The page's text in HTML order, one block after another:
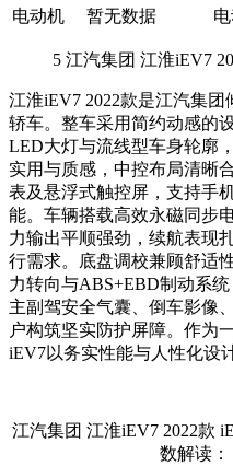
电动机
暂无数据
5 江汽集团 江淮iEV7
江淮iEV7 2022款是江汽集
轿车。整车采用简约动感的
LED大灯与流线型车身轮廓
实用与质感，中控布局清晰
表及悬浮式触控屏，支持手
能。车辆搭载高效永磁同步
力输出平顺强劲，续航表现
行需求。底盘调校兼顾舒适
力转向与ABS+EBD制动系
主副驾安全气囊、倒车影像
户构筑坚实防护屏障。作为
iEV7以务实性能与人性化设
江汽集团 江淮iEV7 2022款
数解读：